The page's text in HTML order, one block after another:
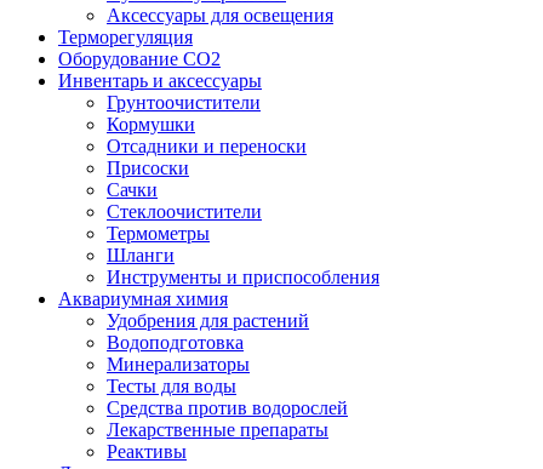
Аксессуары для освещения
Терморегуляция
Оборудование CO2
Инвентарь и аксессуары
Грунтоочистители
Кормушки
Отсадники и переноски
Присоски
Сачки
Стеклоочистители
Термометры
Шланги
Инструменты и приспособления
Аквариумная химия
Удобрения для растений
Водоподготовка
Минерализаторы
Тесты для воды
Средства против водорослей
Лекарственные препараты
Реактивы